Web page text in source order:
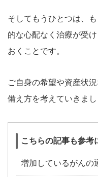
そしてもうひとつは、
的な心配なく治療が受
おくことです。
ご自身の希望や資産状
備え方を考えていきまし
こちらの記事も参考
増加しているがんの